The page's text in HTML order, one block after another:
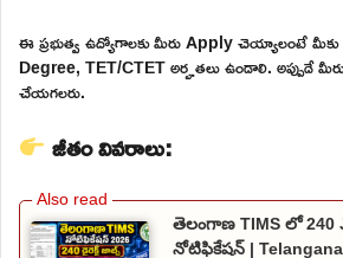
ఈ ప్రభుత్వ ఉద్యోగాలకు మీరు Apply చెయ్యాలంటే
Degree, TET/CTET అర్హతలు ఉండాలి. అప్పుడే
చేయగలరు.
జీతం వివరాలు:
తెలంగాణ TIMS లో 240
నోటిఫికేషన్ |